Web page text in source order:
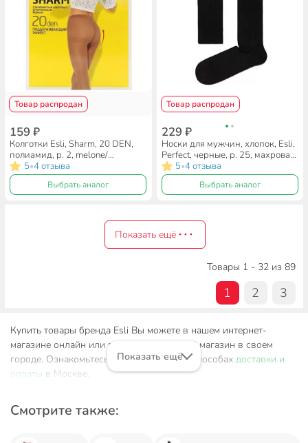
Товар распродан
159 ₽
Колготки Esli, Sharm, 20 DEN,
полиамид, р. 2, melone/
бежевые, 16С-41СПЕ
5•4 отзыва
Выбрать аналог
Товар распродан
229 ₽
Носки для мужчин, хлопок, Esli,
Perfect, черные, р. 25, махровая
стопа, 14С-117СПЕ
5•4 отзыва
Выбрать аналог
Показать ещё
Товары 1 - 32 из 89
1 2 3
Купить товары бренда Esli Вы можете в нашем интернет-
магазине онлайн или посетив розничный магазин в своем
городе. Ознакомьтесь с информацией о способах доставки и
оплаты в Москве.
Показать ещё
Смотрите также: